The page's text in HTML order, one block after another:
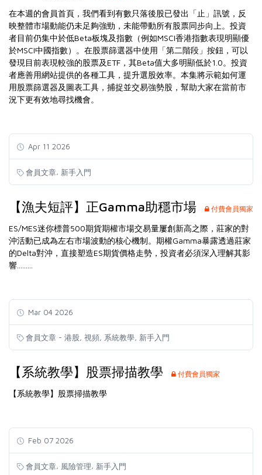
在本週的會員首頁，我們看到有數只落後股已發出「止」訊號，反
映整體市場動能仍未足夠強勁，未能帶動所有股票同步向上。投資
者目前仍集中於低Beta板塊及指數（例如MSCI香港指數表現明顯優
於MSCI中國指數）。在股票篩選器中使用「第二階段」按鈕，可以
發現目前表現較強的股票及ETF，其Beta值大多明顯低於1.0。投資
者應善用網站提供的各種工具，提升選股效率。本集將示範如何運
用股票篩選器及圖表工具，捕捉並交易強勢股，幫助大家在當前市
況下更有效地尋找機會。
Apr 11 2026
會員文章, 新手入門
【漁夫短評】正Gamma助穩市場 付費會員獨家
ES/MES迷你標普500期貨期權市場交易量屢創新高之際，莊家的對
沖活動已成為左右市場波動的核心機制。期權Gamma暴露透過莊家
的Delta對沖，直接塑造ES期貨價格走勢，投資者必須深入理解其影
響.........
Mar 04 2026
會員文章 - 港股 視頻 系統教學 新手入門
【系統教學】股票掃描教學 付費會員獨家
【系統教學】股票掃描教學
Feb 07 2026
會員文章, 風險管理, 新手入門